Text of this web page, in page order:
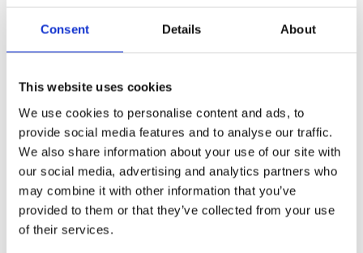
Consent Details About
This website uses cookies
We use cookies to personalise content and ads, to
provide social media features and to analyse our traffic.
We also share information about your use of our site with
our social media, advertising and analytics partners who
may combine it with other information that you’ve
provided to them or that they’ve collected from your use
of their services.
Consigli per la vostra visita
Calzature e abbigliamento:scegliete scarpe comode
con una buona aderenza e un abbigliamento a strati. Il
clima autunnale può essere imprevedibile, quindi portate
con voi una giacca leggera o un impermeabile.
Orari migliori per la visita:il parco è più tranquillo al
mattino presto e nel tardo pomeriggio, quando la luce è
morbida e magica.